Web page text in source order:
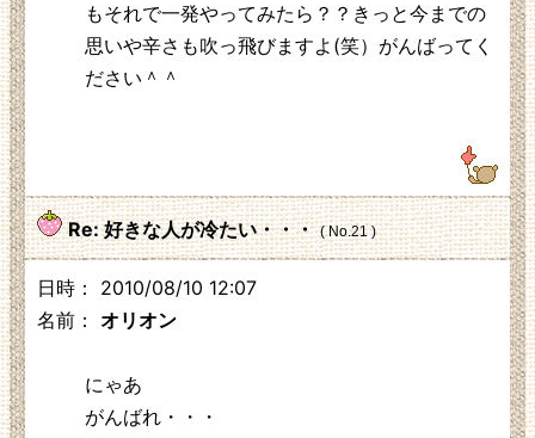
もそれで一発やってみたら？？きっと今までの
思いや辛さも吹っ飛びますよ(笑）がんばってく
ださい＾＾
Re: 好きな人が冷たい・・・ ( No.21 )
日時： 2010/08/10 12:07
名前： オリオン
にゃあ
がんばれ・・・